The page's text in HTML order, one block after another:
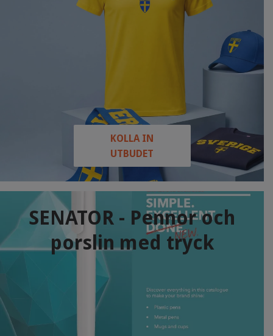
KOLLA IN
UTBUDET
SENATOR - Pennor och
porslin med tryck